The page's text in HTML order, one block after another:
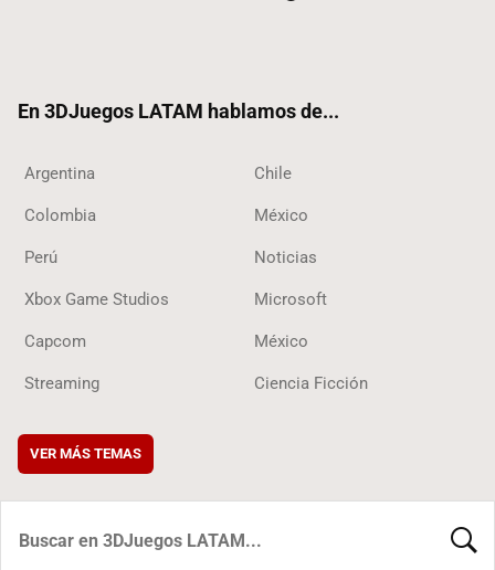
En 3DJuegos LATAM hablamos de...
Argentina Chile
Colombia México
Perú Noticias
Xbox Game Studios Microsoft
Capcom México
Streaming Ciencia Ficción
VER MÁS TEMAS